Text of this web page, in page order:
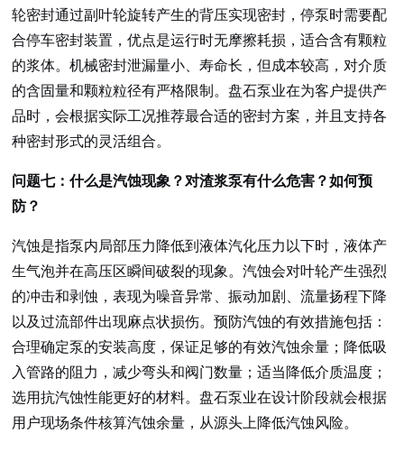
轮密封通过副叶轮旋转产生的背压实现密封，停泵时需要配
合停车密封装置，优点是运行时无摩擦耗损，适合含有颗粒
的浆体。机械密封泄漏量小、寿命长，但成本较高，对介质
的含固量和颗粒粒径有严格限制。盘石泵业在为客户提供产
品时，会根据实际工况推荐最合适的密封方案，并且支持各
种密封形式的灵活组合。
问题七：什么是汽蚀现象？对渣浆泵有什么危害？如何预
防？
汽蚀是指泵内局部压力降低到液体汽化压力以下时，液体产
生气泡并在高压区瞬间破裂的现象。汽蚀会对叶轮产生强烈
的冲击和剥蚀，表现为噪音异常、振动加剧、流量扬程下降
以及过流部件出现麻点状损伤。预防汽蚀的有效措施包括：
合理确定泵的安装高度，保证足够的有效汽蚀余量；降低吸
入管路的阻力，减少弯头和阀门数量；适当降低介质温度；
选用抗汽蚀性能更好的材料。盘石泵业在设计阶段就会根据
用户现场条件核算汽蚀余量，从源头上降低汽蚀风险。